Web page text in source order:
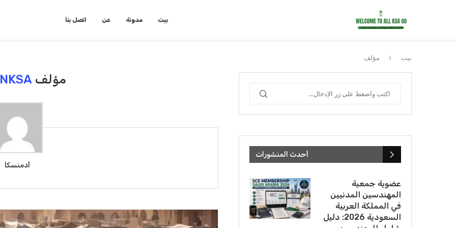
بيت مدونة عن اتصل بنا
بيت مؤلف
مؤلف
أدمنسكا
أحدث المنشورات
عضوية جمعية
المهندسين المدنيين
في المملكة العربية
السعودية 2026: دليل